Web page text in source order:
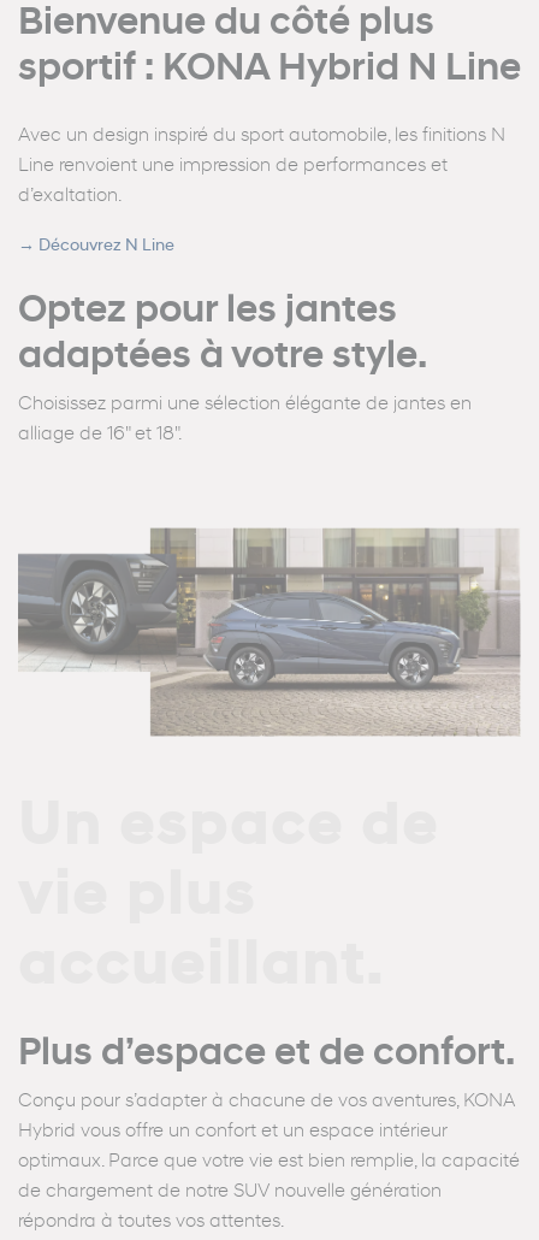
Bienvenue du côté plus
sportif : KONA Hybrid N Line
Avec un design inspiré du sport automobile, les finitions N
Line renvoient une impression de performances et
d’exaltation.
→ Découvrez N Line
Optez pour les jantes
adaptées à votre style.
Choisissez parmi une sélection élégante de jantes en
alliage de 16" et 18".
Plus d’espace et de confort.
Conçu pour s’adapter à chacune de vos aventures, KONA
Hybrid vous offre un confort et un espace intérieur
optimaux. Parce que votre vie est bien remplie, la capacité
de chargement de notre SUV nouvelle génération
répondra à toutes vos attentes.